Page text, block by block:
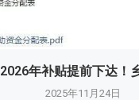
2026年补贴提前下达！
2025年11月24日